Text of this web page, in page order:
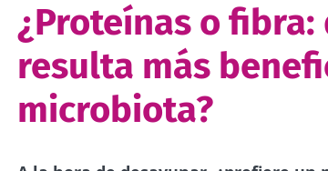
navegación
¿Proteínas o fibra:
resulta más
microbiota?